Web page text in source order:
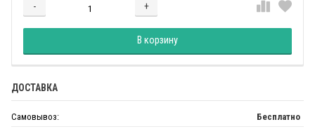
- +
Добавляется...
В корзину
Добавлен
ДОСТАВКА
Самовывоз:
Бесплатно